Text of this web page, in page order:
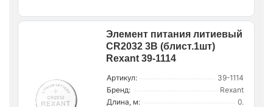
Элемент питания литиевый
CR2032 3В (блист.1шт)
Rexant 39-1114
Артикул:
39-1114
Бренд:
Rexant
Длина, м:
0.